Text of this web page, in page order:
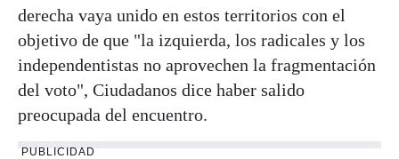
derecha vaya unido en estos territorios con el
objetivo de que "la izquierda, los radicales y los
independentistas no aprovechen la fragmentación
del voto", Ciudadanos dice haber salido
preocupada del encuentro.
PUBLICIDAD